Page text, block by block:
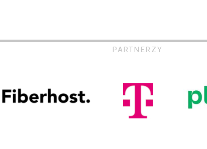
PARTNERZY